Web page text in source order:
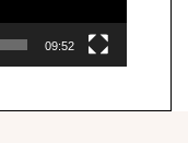
09:52